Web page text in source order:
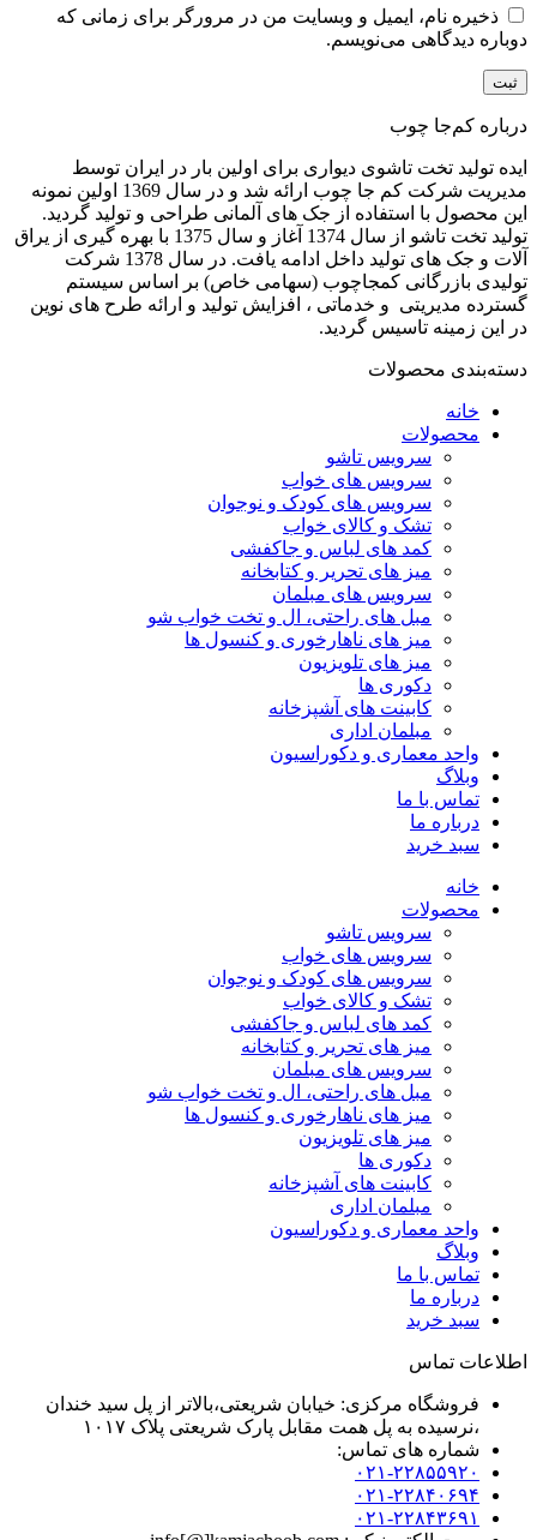
ذخیره نام، ایمیل و وبسایت من در مرورگر برای زمانی که
دوباره دیدگاهی می‌نویسم.
درباره کم‌جا چوب
ایده تولید تخت تاشوی دیواری برای اولین بار در ایران توسط
مدیریت شرکت کم جا چوب ارائه شد و در سال 1369 اولین نمونه
این محصول با استفاده از جک های آلمانی طراحی و تولید گردید.
تولید تخت تاشو از سال 1374 آغاز و سال 1375 با بهره گیری از یراق
آلات و جک های تولید داخل ادامه یافت. در سال 1378 شرکت
تولیدی بازرگانی کمجاچوب (سهامی خاص) بر اساس سیستم
گسترده مدیریتی و خدماتی ، افزایش تولید و ارائه طرح های نوین
در این زمینه تاسیس گردید.
دسته‌بندی محصولات
خانه
محصولات
سرویس تاشو
سرویس های خواب
سرویس های کودک و نوجوان
تشک و کالای خواب
کمد های لباس و جاکفشی
میز های تحریر و کتابخانه
سرویس های مبلمان
مبل های راحتی، ال و تخت خواب شو
میز های ناهارخوری و کنسول ها
میز های تلویزیون
دکوری ها
کابینت های آشپزخانه
مبلمان اداری
واحد معماری و دکوراسیون
وبلاگ
تماس با ما
درباره ما
سبد خرید
خانه
محصولات
سرویس تاشو
سرویس های خواب
سرویس های کودک و نوجوان
تشک و کالای خواب
کمد های لباس و جاکفشی
میز های تحریر و کتابخانه
سرویس های مبلمان
مبل های راحتی، ال و تخت خواب شو
میز های ناهارخوری و کنسول ها
میز های تلویزیون
دکوری ها
کابینت های آشپزخانه
مبلمان اداری
واحد معماری و دکوراسیون
وبلاگ
تماس با ما
درباره ما
سبد خرید
اطلاعات تماس
فروشگاه مرکزی: خیابان شریعتی،بالاتر از پل سید خندان
،نرسیده به پل همت مقابل پارک شریعتی پلاک ۱۰۱۷
شماره های تماس:
۰۲۱-۲۲۸۵۵۹۲۰
۰۲۱-۲۲۸۴۰۶۹۴
۰۲۱-۲۲۸۴۳۶۹۱